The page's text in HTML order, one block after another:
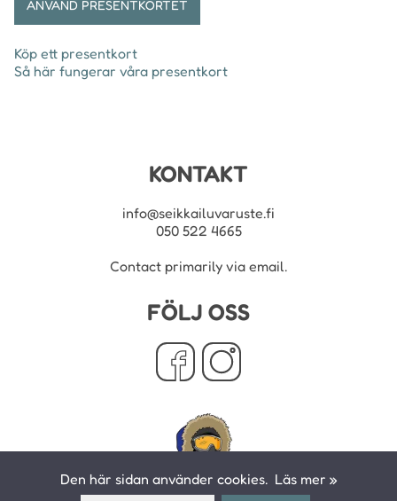
Köp ett presentkort
Så här fungerar våra presentkort
KONTAKT
info@seikkailuvaruste.fi
050 522 4665
Contact primarily via email.
FÖLJ OSS
Den här sidan använder cookies. Läs mer »